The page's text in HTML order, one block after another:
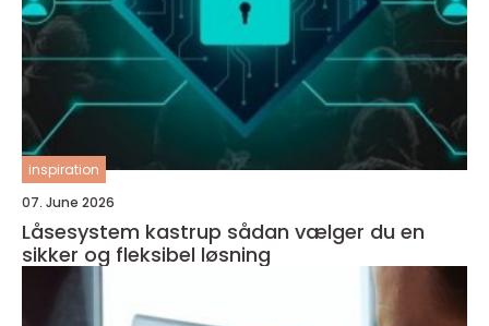
inspiration
07. June 2026
Låsesystem kastrup sådan vælger du en
sikker og fleksibel løsning